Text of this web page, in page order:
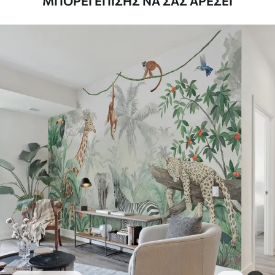
απαλά με ένα μαλακό σφουγγάρι. Οι
ταπετσαρίες με βερνίκι μπορούν να
Απρόσκοπτη εφαρμογή
Διαθέσιμα υλικά
Στάνταρ
44 .9826.99€/m²
Πρίμιουμ
56.6734.00€/m²
Premium βινύλιο